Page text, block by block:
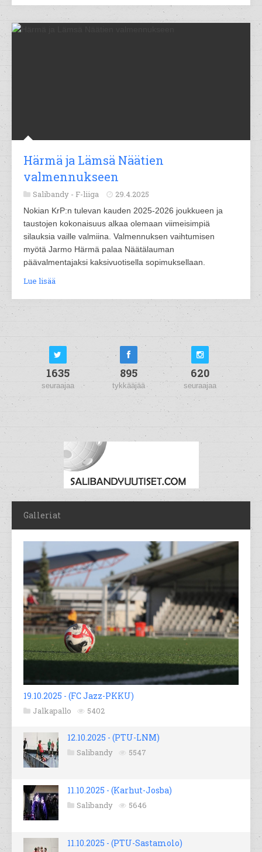
Härmä ja Lämsä Näätien
valmennukseen
Salibandy - F-liiga 29.4.2025
Nokian KrP:n tulevan kauden 2025-2026 joukkueen ja
taustojen kokonaisuus alkaa olemaan viimeisimpiä
silauksia vaille valmiina. Valmennuksen vaihtumisen
myötä Jarmo Härmä palaa Näätälauman
päävalmentajaksi kaksivuotisella sopimuksellaan.
Lue lisää
1635
seuraajaa
895
tykkääjää
620
seuraajaa
Galleriat
19.10.2025 - (FC Jazz-PKKU)
Jalkapallo 5402
12.10.2025 - (PTU-LNM)
Salibandy 5547
11.10.2025 - (Karhut-Josba)
Salibandy 5646
11.10.2025 - (PTU-Sastamolo)